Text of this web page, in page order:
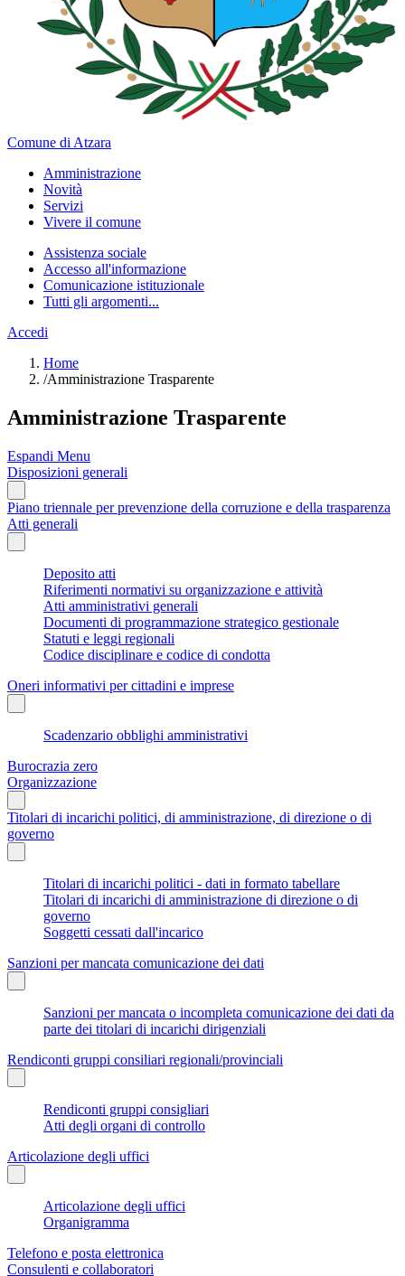
Comune di Atzara
Amministrazione
Novità
Servizi
Vivere il comune
Assistenza sociale
Accesso all'informazione
Comunicazione istituzionale
Tutti gli argomenti...
Accedi
Home
/Amministrazione Trasparente
Amministrazione Trasparente
Espandi Menu
Disposizioni generali
Piano triennale per prevenzione della corruzione e della trasparenza
Atti generali
Deposito atti
Riferimenti normativi su organizzazione e attività
Atti amministrativi generali
Documenti di programmazione strategico gestionale
Statuti e leggi regionali
Codice disciplinare e codice di condotta
Oneri informativi per cittadini e imprese
Scadenzario obblighi amministrativi
Burocrazia zero
Organizzazione
Titolari di incarichi politici, di amministrazione, di direzione o di
governo
Titolari di incarichi politici - dati in formato tabellare
Titolari di incarichi di amministrazione di direzione o di
governo
Soggetti cessati dall'incarico
Sanzioni per mancata comunicazione dei dati
Sanzioni per mancata o incompleta comunicazione dei dati da
parte dei titolari di incarichi dirigenziali
Rendiconti gruppi consiliari regionali/provinciali
Rendiconti gruppi consigliari
Atti degli organi di controllo
Articolazione degli uffici
Articolazione degli uffici
Organigramma
Telefono e posta elettronica
Consulenti e collaboratori